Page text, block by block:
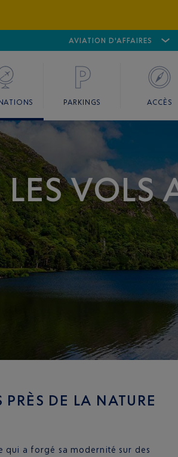
AVIATION D'AFFAIRES
CANNES MANDELIEU
PARKINGS ACCÈS
VOLS
DE LA NATURE
qui a forgé sa modernité sur des